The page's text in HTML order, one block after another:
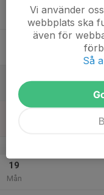
Lör
19
Mån
Vi använder
webbplats ska
även för
Så